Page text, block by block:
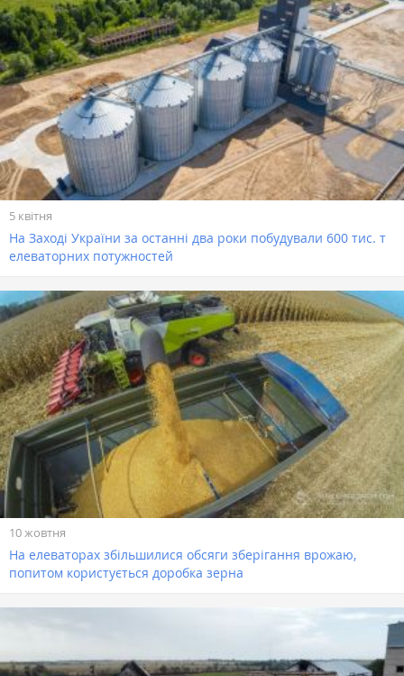
5 квітня
На Заході України за останні два роки побудували 600 тис. т
елеваторних потужностей
10 жовтня
На елеваторах збільшилися обсяги зберігання врожаю,
попитом користується доробка зерна